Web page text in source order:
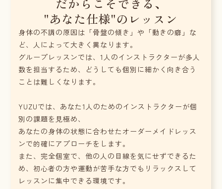
"あなた仕様"のレッスン
身体の不調の原因は「骨盤の傾き」や「動きの癖」な
ど、人によって大きく異なります。
グループレッスンでは、1人のインストラクターが多人
数を担当するため、どうしても個別に細かく向き合う
ことは難しくなります。
YUZUでは、あなた1人のためのインストラクターが個
別の課題を見極め、
あなたの身体の状態に合わせたオーダーメイドレッス
ンで的確にアプローチをします。
また、完全個室で、他の人の目線を気にせずできるた
め、初心者の方や運動が苦手な方でもリラックスして
レッスンに集中できる環境です。